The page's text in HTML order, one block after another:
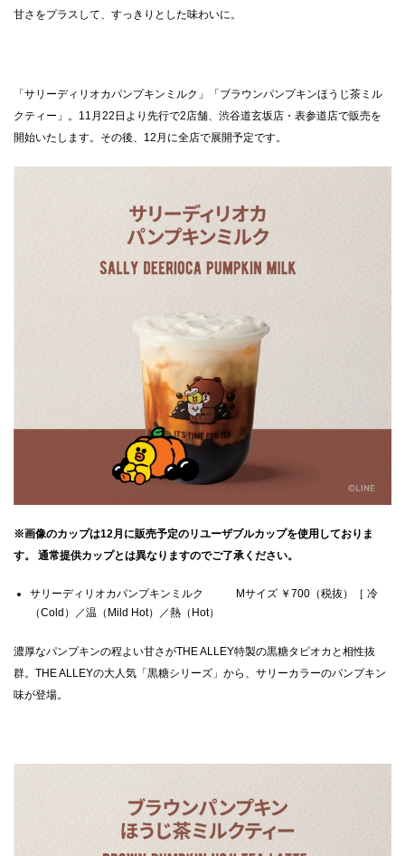
甘さをプラスして、すっきりとした味わいに。
「サリーディリオカパンプキンミルク」「ブラウンパンプキンほうじ茶ミル
クティー」。11月22日より先行で2店舗、渋谷道玄坂店・表参道店で販売を
開始いたします。その後、12月に全店で展開予定です。
※画像のカップは12月に販売予定のリユーザブルカップを使用しておりま
す。 通常提供カップとは異なりますのでご了承ください。
サリーディリオカパンプキンミルク Mサイズ ￥700（税抜）［ 冷
（Cold）／温（Mild Hot）／熱（Hot）
濃厚なパンプキンの程よい甘さがTHE ALLEY特製の黒糖タピオカと相性抜
群。THE ALLEYの大人気「黒糖シリーズ」から、サリーカラーのパンプキン
味が登場。